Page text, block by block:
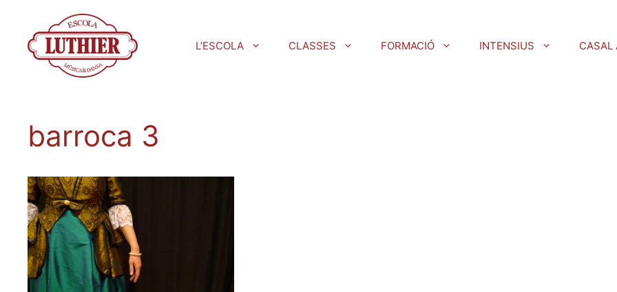
L’ESCOLA CLASSES FORMACIÓ INTENSIUS CASAL
barroca 3